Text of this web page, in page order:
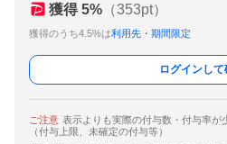
獲得 5% （353pt）
獲得のうち4.5%は利用先・期間限定
ログインして
ご注意 表示よりも実際の付与数・付与率が
（付与上限、未確定の付与等）